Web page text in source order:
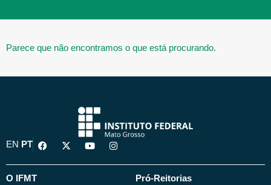
Parece que não encontramos o que está procurando.
EN PT
F
a
e
X
-
w
Y
o
t
I
n
t
O IFMT Pró-Reitorias